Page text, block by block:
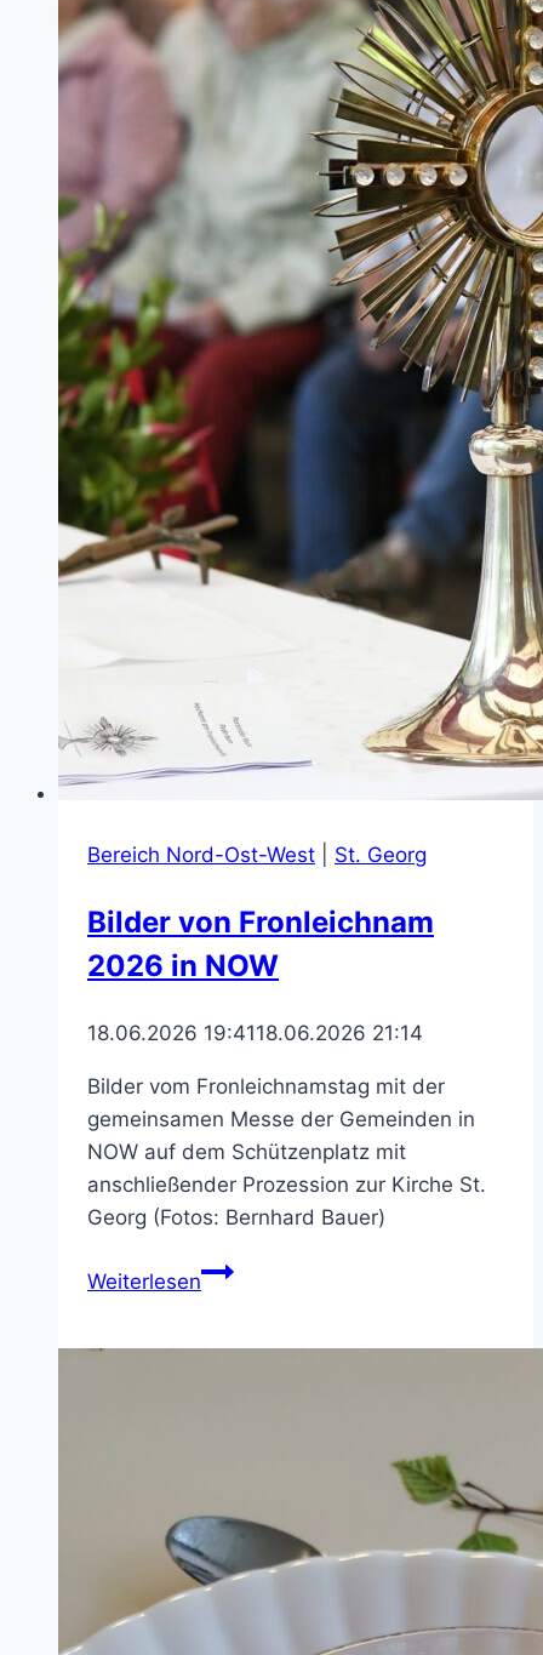
Bereich Nord-Ost-West St. Georg
Bilder von Fronleichnam
2026 in NOW
18.06.2026 19:4118.06.2026 21:14
Bilder vom Fronleichnamstag mit der
gemeinsamen Messe der Gemeinden in
NOW auf dem Schützenplatz mit
anschließender Prozession zur Kirche St.
Georg (Fotos: Bernhard Bauer)
WeiterlesenBilder